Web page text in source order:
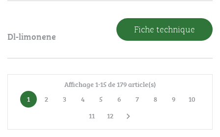
Dl-limonene
Fiche technique
Affichage 1-15 de 179 article(s)
1
2 3 4 5 6 7 8 9
10
11
12 